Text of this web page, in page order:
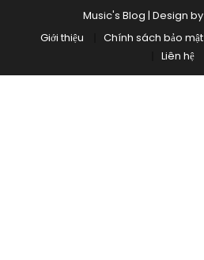
Music's Blog | Design by
Giới thiệu
Chính sách bảo mật
Liên hệ